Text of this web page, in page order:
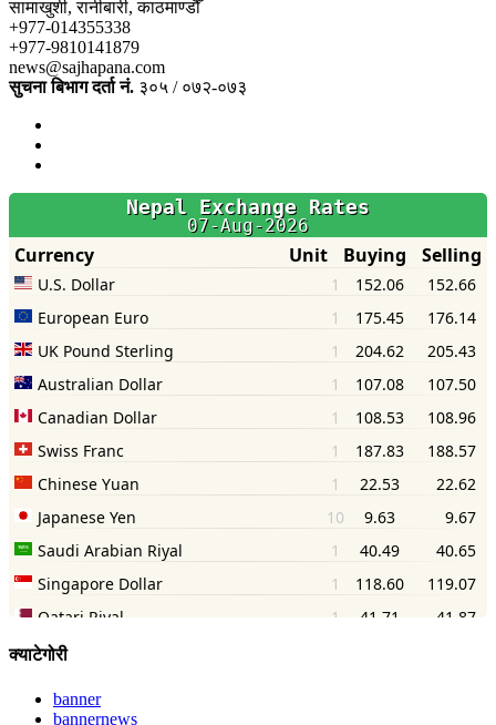
सामाखुशी, रानीबारी, काठमाण्डौँ
+977-014355338
+977-9810141879
news@sajhapana.com
सुचना बिभाग दर्ता नं. ३०५ / ०७२-०७३
क्याटेगोरी
banner
bannernews